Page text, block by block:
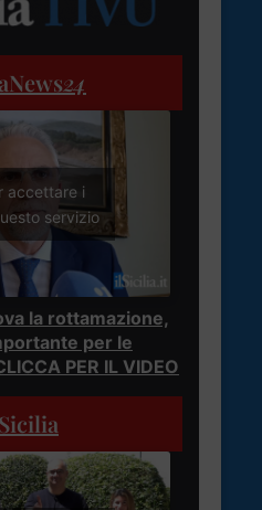
24
accettare i
servizio
la rottamazione,
per le
PER IL VIDEO